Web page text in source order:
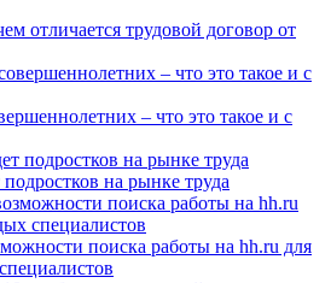
отличается трудовой договор от
– что это такое и с
на рынке труда
поиска работы на hh.ru для